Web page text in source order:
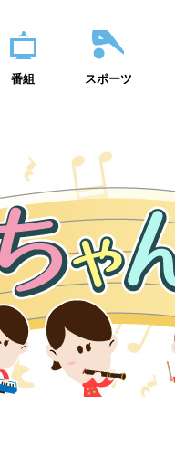
番組 スポーツ